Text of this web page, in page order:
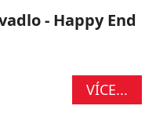
- Happy End
VÍCE...